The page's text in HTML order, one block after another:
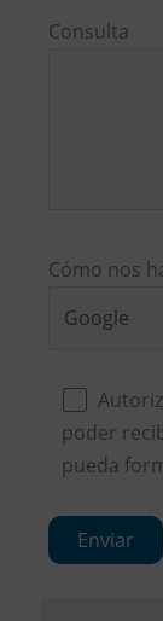
Consulta
Cómo nos
poder
pueda